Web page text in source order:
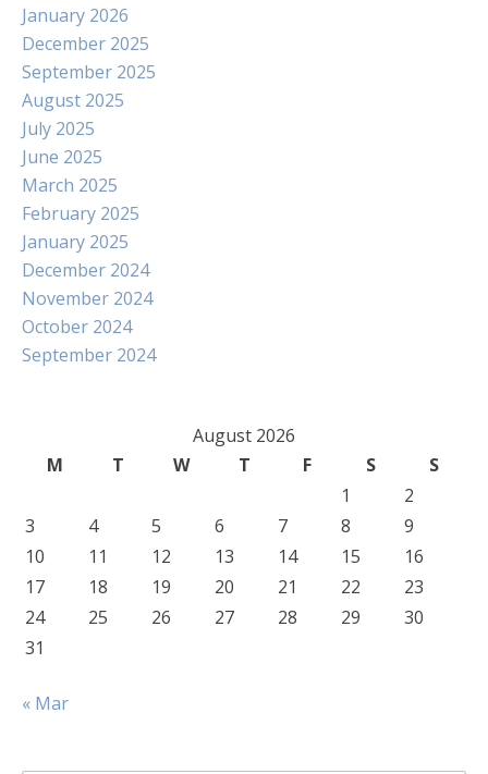
January 2026
December 2025
September 2025
August 2025
July 2025
June 2025
March 2025
February 2025
January 2025
December 2024
November 2024
October 2024
September 2024
August 2026
M
T W T F S
S
1
2
3
4 5 6 7 8
9
10
11 12 13 14 15
16
17
18 19 20 21 22
23
24
25 26 27 28 29
30
31
« Mar